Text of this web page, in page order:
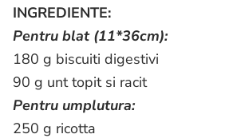
INGREDIENTE:
Pentru blat (11*36cm):
180 g biscuiti digestivi
90 g unt topit si racit
Pentru umplutura:
250 g ricotta